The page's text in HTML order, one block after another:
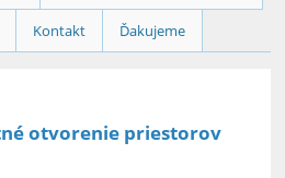
Kontakt Ďakujeme
otvorenie priestorov